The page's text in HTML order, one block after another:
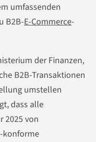
umfassenden
B2B-E-Commerce-
der Finanzen,
B2B-Transaktionen
umstellen
dass alle
2025 von
konforme